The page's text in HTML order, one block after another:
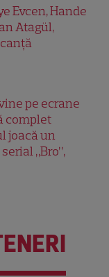
Evcen, Hande
Atagül,
pe ecrane
complet
joacă un
„Bro”,